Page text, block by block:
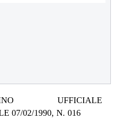
UFFICIALE
07/02/1990, N. 016